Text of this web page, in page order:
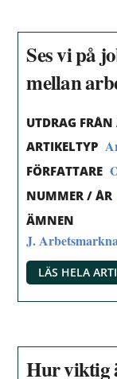
Ses vi på
mellan
UTDRAG
ARTIKELTYP
FÖRFATTARE
NUMMER / ÅR
ÄMNEN
J.
LÄS HELA
Hur viktig